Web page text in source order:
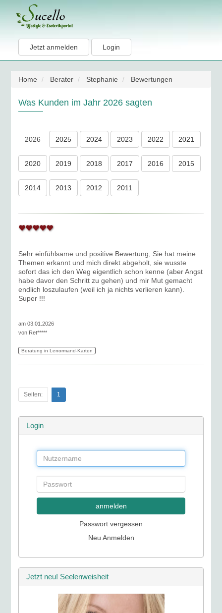
Jetzt anmelden Login
Home Berater Stephanie Bewertungen
Was Kunden im Jahr 2026 sagten
2026 2025 2024 2023 2022 2021
2020 2019 2018 2017 2016 2015
2014 2013 2012 2011
Sehr einfühlsame und positive Bewertung, Sie hat meine
Themen erkannt und mich direkt abgeholt, sie wusste
sofort das ich den Weg eigentlich schon kenne (aber Angst
habe davor den Schritt zu gehen) und mir Mut gemacht
endlich loszulaufen (weil ich ja nichts verlieren kann).
Super !!!
am 03.01.2026
von Ret*****
Beratung in Lenormand-Karten
Seiten: 1
Login
anmelden
Passwort vergessen
Neu Anmelden
Jetzt neu! Seelenweisheit